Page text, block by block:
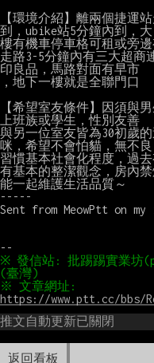
返回看板
【環境介紹】離兩個捷運
到，ubike站5分鐘內到，大
樓有機車停車格可租或旁
走路3-5分鐘內有三大超商
印良品，馬路對面有早市
，地下一樓就是全聯門口
【希望室友條件】因須與
上班族或學生，性別友善
與另一位室友皆為30初歲
咪，希望不會怕貓，無不良
習慣基本社會化程度，過
有基本的整潔觀念，房內
能一起維護生活品質～
-----
Sent from MeowPtt on my
※ 發信站: 批踢踢實業坊
https://www.ptt.cc/bbs/
推文自動更新已關閉